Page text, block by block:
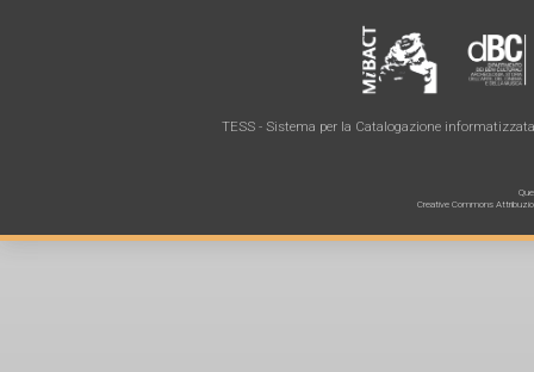
TESS - Sistema per la Catalogazione
Creative Commons